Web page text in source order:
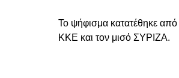
Το ψήφισμα κατατέθηκε
ΚΚΕ και τον μισό ΣΥΡΙΖΑ.